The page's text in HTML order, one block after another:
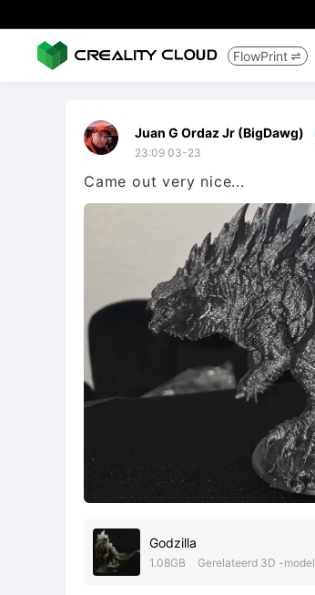
FlowPrint 
Juan G Ordaz Jr (BigDawg)
23:09 03-23
Came out very nice...
Godzilla
1.08GB Gerelateerd 3D -model